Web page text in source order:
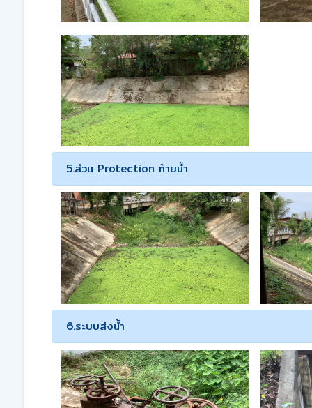
5.ส่วน Protection ท้ายน้ำ
6.ระบบส่งน้ำ